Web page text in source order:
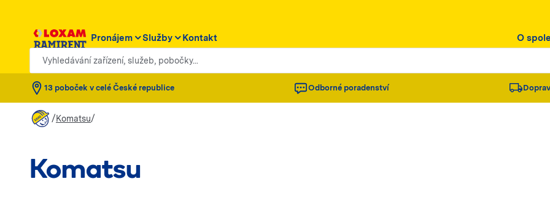
Pronájem Služby Kontakt O
Vyhledávání zařízení, služeb, pobočky...
13 poboček v celé České republice Odborné poradenství
/Komatsu/
Komatsu